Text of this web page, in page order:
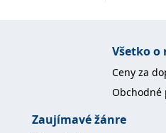
Všetko o
Ceny za
Obchodné
Zaujímavé žánre